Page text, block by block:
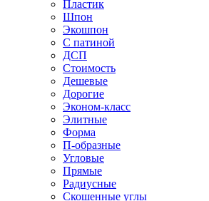
Пластик
Шпон
Экошпон
С патиной
ДСП
Стоимость
Дешевые
Дорогие
Эконом-класс
Элитные
Форма
П-образные
Угловые
Прямые
Радиусные
Скошенные углы